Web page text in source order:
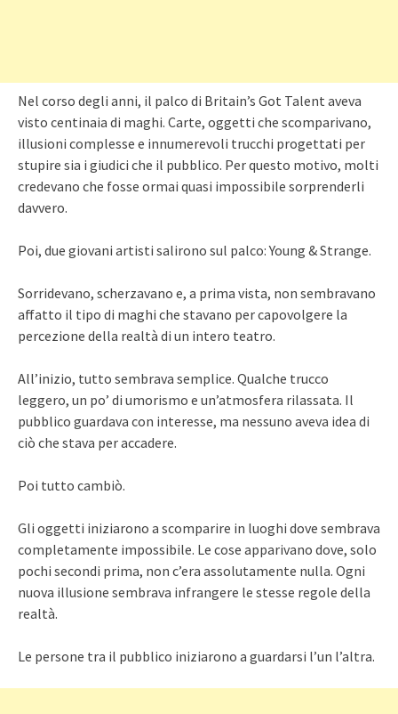
Nel corso degli anni, il palco di Britain’s Got Talent aveva
visto centinaia di maghi. Carte, oggetti che scomparivano,
illusioni complesse e innumerevoli trucchi progettati per
stupire sia i giudici che il pubblico. Per questo motivo, molti
credevano che fosse ormai quasi impossibile sorprenderli
davvero.
Poi, due giovani artisti salirono sul palco: Young & Strange.
Sorridevano, scherzavano e, a prima vista, non sembravano
affatto il tipo di maghi che stavano per capovolgere la
percezione della realtà di un intero teatro.
All’inizio, tutto sembrava semplice. Qualche trucco
leggero, un po’ di umorismo e un’atmosfera rilassata. Il
pubblico guardava con interesse, ma nessuno aveva idea di
ciò che stava per accadere.
Poi tutto cambiò.
Gli oggetti iniziarono a scomparire in luoghi dove sembrava
completamente impossibile. Le cose apparivano dove, solo
pochi secondi prima, non c’era assolutamente nulla. Ogni
nuova illusione sembrava infrangere le stesse regole della
realtà.
Le persone tra il pubblico iniziarono a guardarsi l’un l’altra.